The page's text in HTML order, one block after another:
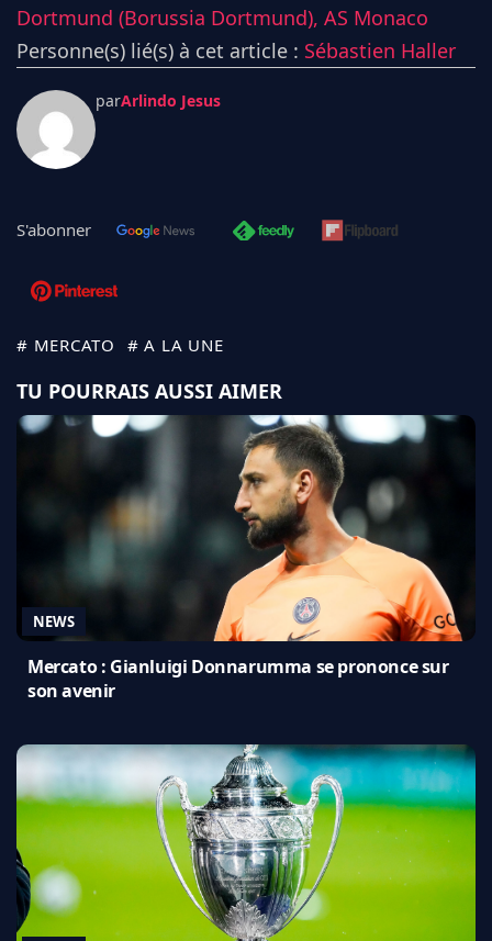
Dortmund (Borussia Dortmund), AS Monaco
Personne(s) lié(s) à cet article : Sébastien Haller
parArlindo Jesus
S'abonner
# MERCATO # A LA UNE
TU POURRAIS AUSSI AIMER
NEWS
Mercato : Gianluigi Donnarumma se prononce sur
son avenir